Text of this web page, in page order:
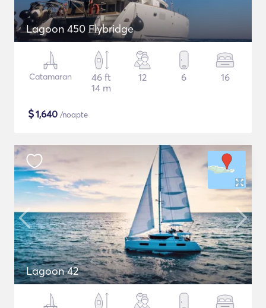
Lagoon 450 Flybridge
Catamaran
46 ft
14 m
12 6 16
$1,640 /noapte
Lagoon 42